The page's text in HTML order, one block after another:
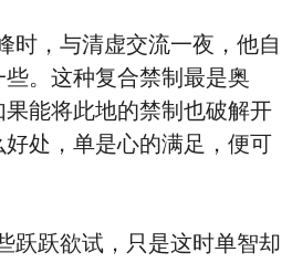
，与清虚交流一夜，他自
。这种复合禁制最是奥
能将此地的禁制也破解开
处，单是心的满足，便可
跃欲试，只是这时单智却